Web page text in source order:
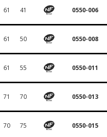
61 41 0550-006
61 50 0550-008
61 55 0550-011
71 70 0550-013
70 75 0550-015